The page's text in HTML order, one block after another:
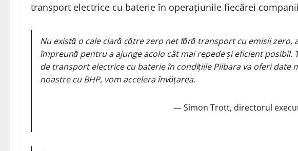
transport electrice cu baterie în operațiunile fiecărei
Nu există o cale clară către zero net fără transport cu emisii zero,
împreună pentru a ajunge acolo cât mai repede și eficient posibil.
de transport electrice cu baterie în condițiile Pilbara va oferi date
noastre cu BHP, vom accelera învățarea.
— Simon Trott, directorul